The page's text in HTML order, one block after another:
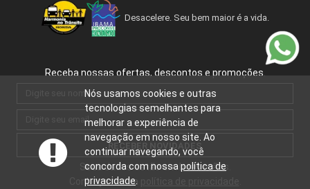
Nós usamos cookies e outras
tecnologias semelhantes para
melhorar a experiência de
navegação em nosso site. Ao
continuar navegando, você
concorda com nossa política de
privacidade
Desacelere. Seu bem maior é a vida.
Receba nossas ofertas, descontos e promoções.
RECEBER NOVIDADES
Seus dados estão em boas mãos.
Conheça nossa